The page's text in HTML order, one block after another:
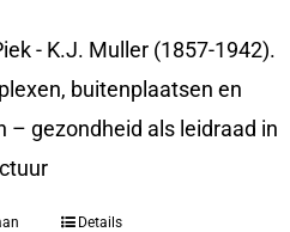
- K.J. Muller (1857-1942).
buitenplaatsen en
– gezondheid als leidraad in
Details